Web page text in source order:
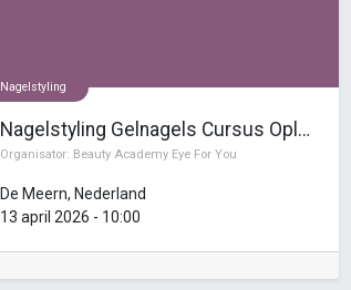
Nagelstyling
Nagelstyling Gelnagels Cursus Opleiding (4 dagen)
Organisator: Beauty Academy Eye For You
De Meern, Nederland
13 april 2026 - 10:00